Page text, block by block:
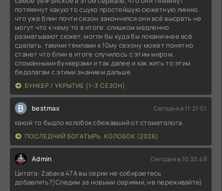
потяяянут какую то сцуко простейшую сюжетную линию,
что уже блин почти сезон закончился они всё высрать не
могут что к чему то в итоге. слишком медленно
разматывают сюжет, могли бы куда бы локаничнее всё
сделать. такими темпами к 10му сезону может понятно
станет что блин в итоге случилось с этим миром,
сломанными бункерами и так далее и как жить то этим
бедолагам с этими знанием дальше
БУНКЕР / УКРЫТИЕ (1-3 СЕЗОН)
B bestmax Сегодня в 11:21:51
какой то быдло колобок сбежавший от стоматолога
ПОСЛЕДНИЙ БОГАТЫРЬ. КОЛОБОК (2026)
Admin Сегодня в 10:33:49
Цитата: Zabava 47А вы серии не собираетесь
добавлять?)Следим за новыми сериями, не переживайте)